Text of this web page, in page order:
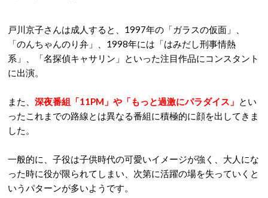
戸川京子さんは成人すると、1997年の「ガラスの仮面」、
「のんちゃんのり弁」、1998年には「はみだし刑事情熱
系」、「名探偵キャサリン」といった注目作品にコンスタント
に出演。
また、 深夜番組「11PM」や「もっと過激にパラダイス」 とい
ったこれまでの路線とは異なる番組に積極的に顔を出してきま
した。
一般的に、子役は子供時代の可愛いイメージが強く、大人にな
った時に役が限られてしまい、次第に活躍の場を失っていくと
いうパターンが多いようです。